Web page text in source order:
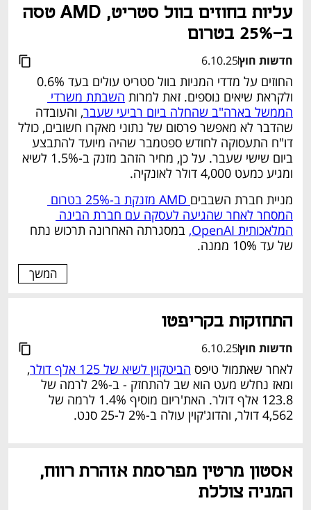
עליות בחוזים בוול סטריט, AMD טסה
ב-25% בטרום
חדשות חוץ6.10.25
החוזים על מדדי המניות בוול סטריט עולים בעד 0.6%
ולקראת שיאים נוספים. זאת למרות
הממשל בארה"ב שהחלה ביום רביעי שעבר
שהדבר לא מאפשר פרסום של נתוני מאקרו חשובים, כולל
דו"ח התעסוקה לחודש ספטמבר שהיה מיועד להתבצע
ביום שישי שעבר. על כן, מחיר הזהב מזנק ב-1.5% לשיא
ומגיע כמעט 4,000 דולר לאונקיה.
מניית חברת השבבים
המלאכותית OpenAI,
של עד 10% ממנה.
המשך
התחזקות בקריפטו
חדשות חוץ6.10.25
לאחר שאתמול טיפס הביטקוין לשיא של 125 אלף דולר
ומאז נחלש מעט הוא שב להתחזק - ב-2% לרמה של
123.8 אלף דולר. האת'ריום מוסיף 1.4% לרמה של
4,562 דולר, והדוג'קוין עולה ב-2% ל-25 סנט.
המניה צוללת